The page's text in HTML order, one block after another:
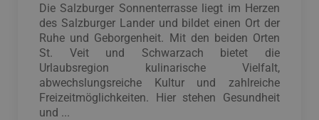
Die Salzburger Sonnenterrasse liegt im Herzen
des Salzburger Lander und bildet einen Ort der
Ruhe und Geborgenheit. Mit den beiden Orten
St. Veit und Schwarzach bietet die
Urlaubsregion kulinarische Vielfalt,
abwechslungsreiche Kultur und zahlreiche
Freizeitmöglichkeiten. Hier stehen Gesundheit
und ...